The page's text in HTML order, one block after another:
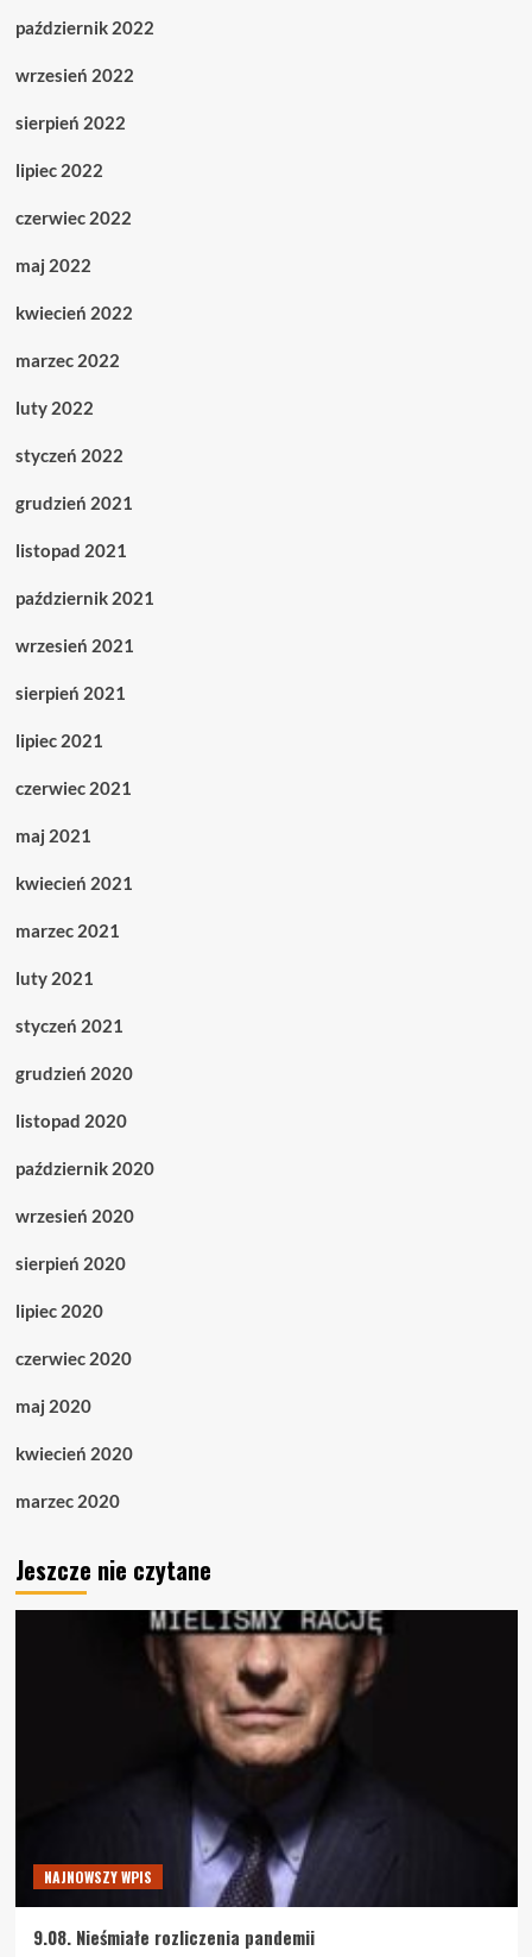
październik 2022
wrzesień 2022
sierpień 2022
lipiec 2022
czerwiec 2022
maj 2022
kwiecień 2022
marzec 2022
luty 2022
styczeń 2022
grudzień 2021
listopad 2021
październik 2021
wrzesień 2021
sierpień 2021
lipiec 2021
czerwiec 2021
maj 2021
kwiecień 2021
marzec 2021
luty 2021
styczeń 2021
grudzień 2020
listopad 2020
październik 2020
wrzesień 2020
sierpień 2020
lipiec 2020
czerwiec 2020
maj 2020
kwiecień 2020
marzec 2020
Jeszcze nie czytane
NAJNOWSZY WPIS
9.08. Nieśmiałe rozliczenia pandemii